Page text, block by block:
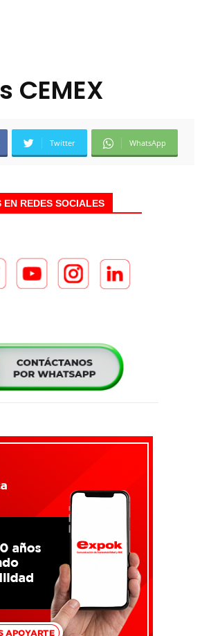
Twitter WhatsApp
EN REDES SOCIALES